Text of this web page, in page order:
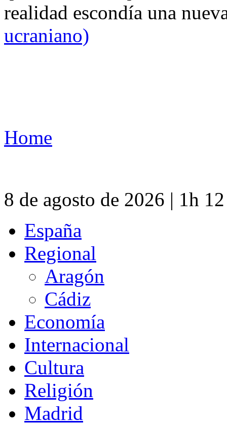
realidad escondía una
ucraniano)
Home
8 de agosto de 2026 | 1h
España
Regional
Aragón
Cádiz
Economía
Internacional
Cultura
Religión
Madrid